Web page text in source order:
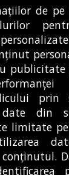
SETĂRILE
- Buletin de
. Powered
De
de
publicitate
prin
din
limitate